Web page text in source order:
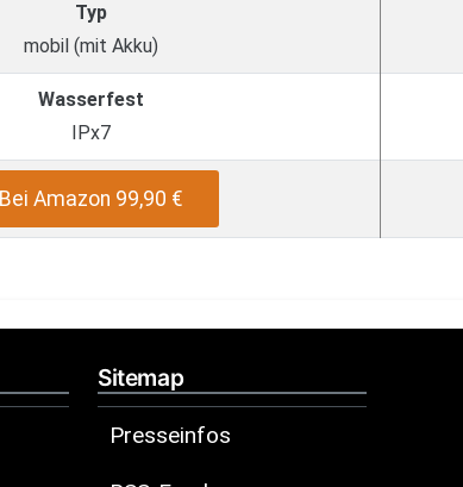
Typ
mobil (mit Akku)
Wasserfest
IPx7
Bei Amazon 99,90 €
Sitemap
Presseinfos